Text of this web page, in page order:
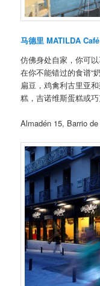
马德里 MATILDA
仿佛身处自家，你可
在你不能错过的食谱“
扁豆，鸡禽利古里亚
糕，吉诺维斯蛋糕或巧
Almadén 15, Barrio